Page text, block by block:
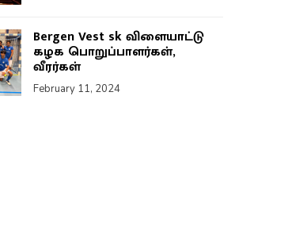
Bergen Vest sk விளையாட்டு
கழக பொறுப்பாளர்கள்,
வீரர்கள்
February 11, 2024